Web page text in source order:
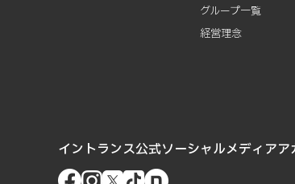
グループ一覧
経営理念
イントランス公式ソーシャルメディアア